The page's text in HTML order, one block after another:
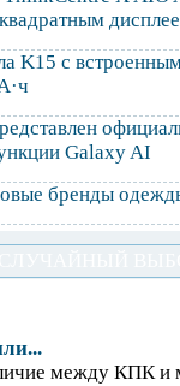
K15 с
Galaxy AI
бренды
между КПК и